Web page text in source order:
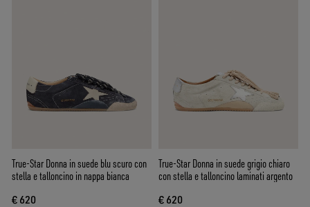
True-Star Donna in suede blu scuro con
stella e talloncino in nappa bianca
€ 620
True-Star Donna in suede grigio chiaro
con stella e talloncino laminati argento
€ 620